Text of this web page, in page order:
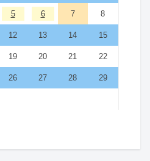
5 6 7 8
12 13 14 15
19 20 21 22
26 27 28 29